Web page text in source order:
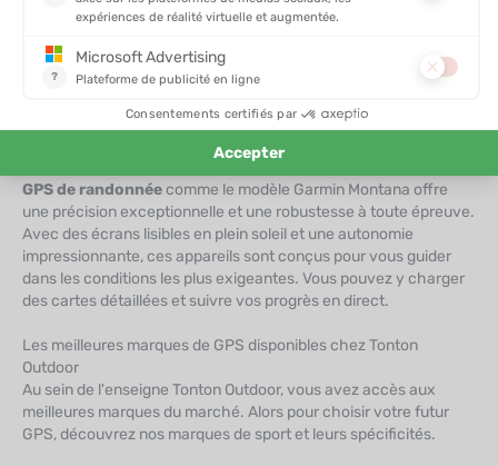
Garminest un indispensable. Fixé au guidon, il vous donne
puissance ou encore fréquence cardiaque. Avec la cartographie
adaptée, vous pouvez prévoir vos circuits ou explorer des
Pour les amoureux de la montagne et des grands espaces, un
GPS de randonnéecomme le modèle Garmin Montana offre
une précision exceptionnelle et une robustesse à toute épreuve.
Avec des écrans lisibles en plein soleil et une autonomie
impressionnante, ces appareils sont conçus pour vous guider
dans les conditions les plus exigeantes. Vous pouvez y charger
des cartes détaillées et suivre vos progrès en direct.
Les meilleures marques de GPS disponibles chez Tonton
Outdoor
Au sein de l'enseigne Tonton Outdoor, vous avez accès aux
meilleures marques du marché. Alors pour choisir votre futur
GPS, découvrez nos marques de sport et leurs spécificités.